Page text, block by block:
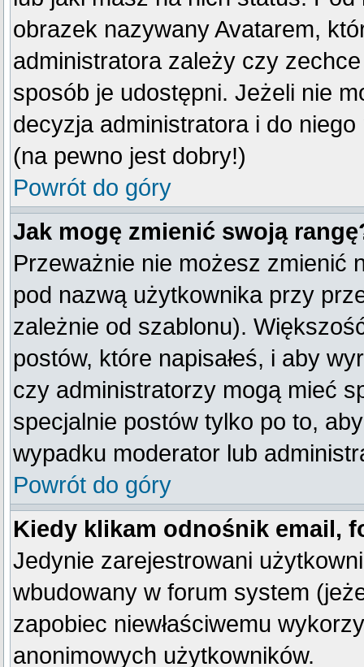
obrazek nazywany Avatarem,
administratora zależy czy
sposób je udostępni. Jeżeli nie
decyzja administratora i do
(na pewno jest dobry!)
Powrót do góry
Jak mogę zmienić swoją
Przeważnie nie możesz zmienić
pod nazwą użytkownika przy
zależnie od szablonu).
postów, które napisałeś, i aby
czy administratorzy mogą mieć
specjalnie postów tylko po to,
wypadku moderator lub
Powrót do góry
Kiedy klikam odnośnik email,
Jedynie zarejestrowani
wbudowany w forum system
zapobiec niewłaściwemu
anonimowych użytkowników.